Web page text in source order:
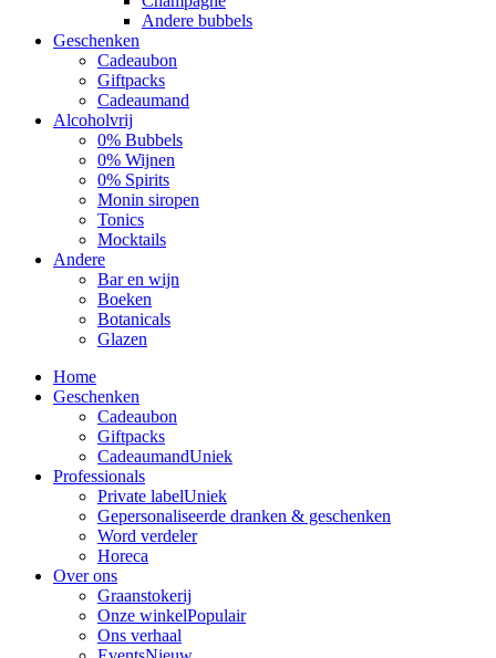
Andere bubbels
Geschenken
Cadeaubon
Giftpacks
Cadeaumand
Alcoholvrij
0% Bubbels
0% Wijnen
0% Spirits
Monin siropen
Tonics
Mocktails
Andere
Bar en wijn
Boeken
Botanicals
Glazen
Home
Geschenken
Cadeaubon
Giftpacks
CadeaumandUniek
Professionals
Private labelUniek
Gepersonaliseerde dranken & geschenken
Word verdeler
Horeca
Over ons
Graanstokerij
Onze winkelPopulair
Ons verhaal